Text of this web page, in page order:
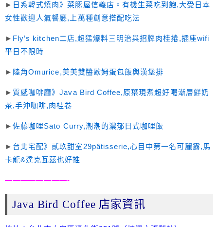
► 日系韓式燒肉》菜豚屋信義店。有機生菜吃到飽,大受日本
女性歡迎人氣餐廳,上萬種創意搭配吃法
► Fly’s kitchen二店,超猛爆料三明治與招牌肉桂捲,插座wifi
平日不限時
► 陸角Omurice,美美雙醬歐姆蛋包飯與漢堡排
►質感咖啡廳》Java Bird Coffee,原葉現煮超好喝漸層鮮奶
茶,手沖咖啡,肉桂卷
►佐藤咖哩Sato Curry,潮潮的濃郁日式咖哩飯
► 台北宅配》貳玖甜室29pâtisserie,心目中第一名可麗露,馬
卡龍&達克瓦茲也好推
————————-
Java Bird Coffee 店家資訊